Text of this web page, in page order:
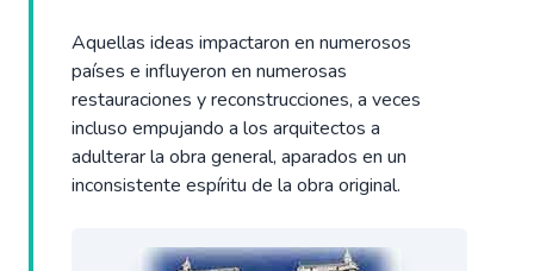
Aquellas ideas impactaron en numerosos
países e influyeron en numerosas
restauraciones y reconstrucciones, a veces
incluso empujando a los arquitectos a
adulterar la obra general, aparados en un
inconsistente espíritu de la obra original.